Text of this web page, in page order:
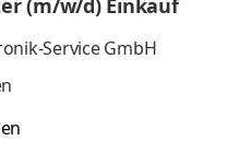
(m/w/d) Einkauf
Service GmbH